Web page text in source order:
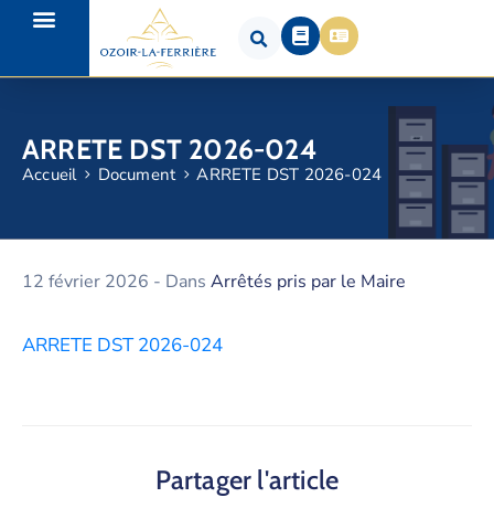
ARRETE DST 2026-024
Accueil Document ARRETE DST 2026-024
12 février 2026 - Dans Arrêtés pris par le Maire
ARRETE DST 2026-024
Partager l'article